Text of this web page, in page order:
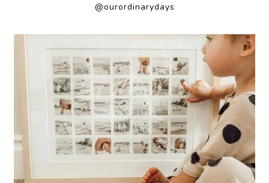
@ourordinarydays